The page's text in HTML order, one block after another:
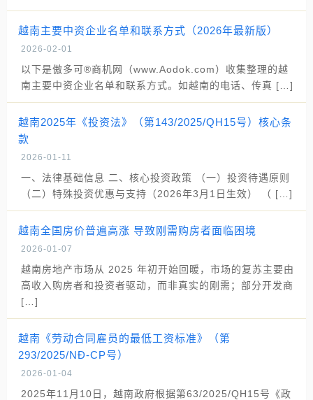
越南主要中资企业名单和联系方式（2026年最新版）
2026-02-01
以下是傲多可®商机网（www.Aodok.com）收集整理的越
南主要中资企业名单和联系方式。如越南的电话、传真 […]
越南2025年《投资法》（第143/2025/QH15号）核心条
款
2026-01-11
一、法律基础信息 二、核心投资政策 （一）投资待遇原则
（二）特殊投资优惠与支持（2026年3月1日生效） （ […]
越南全国房价普遍高涨 导致刚需购房者面临困境
2026-01-07
越南房地产市场从 2025 年初开始回暖，市场的复苏主要由
高收入购房者和投资者驱动，而非真实的刚需；部分开发商
[…]
越南《劳动合同雇员的最低工资标准》（第
293/2025/NĐ-CP号）
2026-01-04
2025年11月10日，越南政府根据第63/2025/QH15号《政